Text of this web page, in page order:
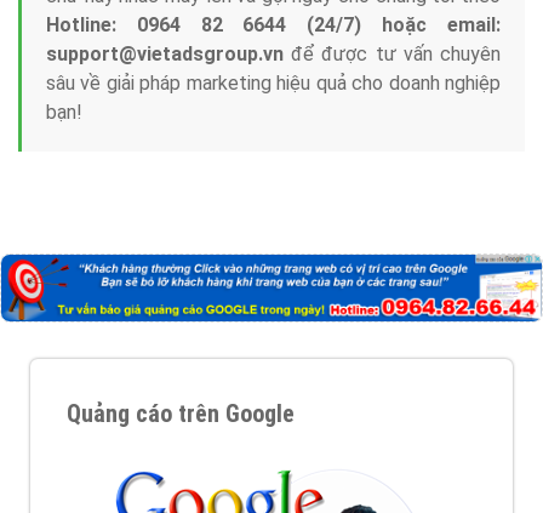
Hotline: 0964 82 6644 (24/7) hoặc email:
support@vietadsgroup.vn để được tư vấn chuyên
sâu về giải pháp marketing hiệu quả cho doanh nghiệp
bạn!
Quảng cáo trên Google